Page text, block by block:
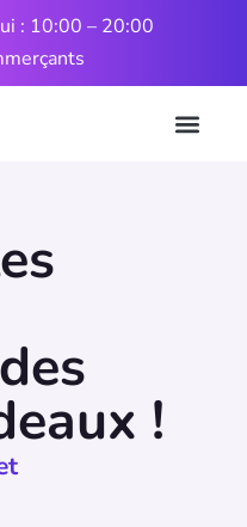
: 10:00 – 20:00
!